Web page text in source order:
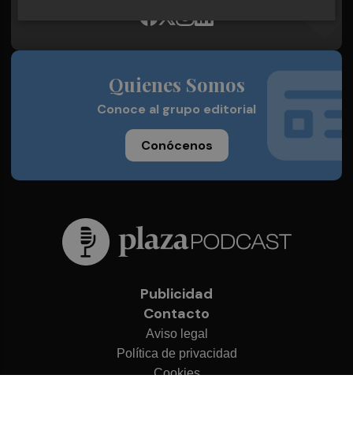
Quienes Somos
Conoce al grupo editorial
Conócenos
Publicidad
Contacto
Aviso legal
Política de privacidad
Cookies